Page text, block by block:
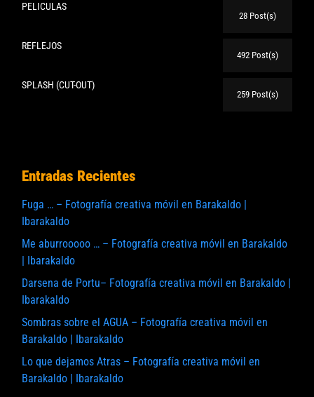
PELICULAS
28 Post(s)
REFLEJOS
492 Post(s)
SPLASH (CUT-OUT)
259 Post(s)
Entradas Recientes
Fuga … – Fotografía creativa móvil en Barakaldo |
Ibarakaldo
Me aburrooooo … – Fotografía creativa móvil en Barakaldo
| Ibarakaldo
Darsena de Portu– Fotografía creativa móvil en Barakaldo |
Ibarakaldo
Sombras sobre el AGUA – Fotografía creativa móvil en
Barakaldo | Ibarakaldo
Lo que dejamos Atras – Fotografía creativa móvil en
Barakaldo | Ibarakaldo